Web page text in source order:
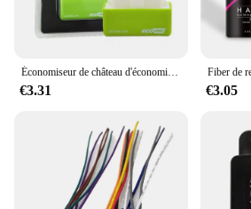
Économiseur de château d'économie de voiture, nitroOBD2, dispositif d'optimisation des carburants, économiseur de château économique, boîte de réglage, formateurs de puce, accessoires automobiles
€3.31 €3.05